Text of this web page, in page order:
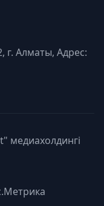
г. Алматы, Адрес:
медиахолдингі